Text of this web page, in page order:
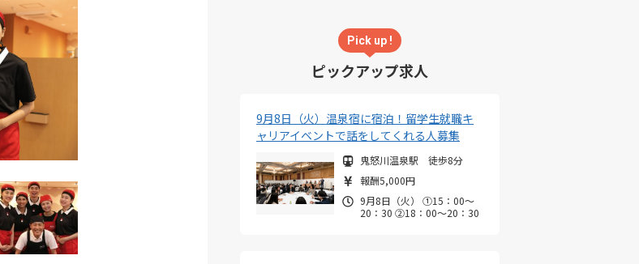
Pick up !
ピックアップ求人
9月8日（火）温泉宿に宿泊！留学生就職キ
ャリアイベントで話をしてくれる人募集
鬼怒川温泉駅 徒歩8分
報酬5,000円
9月8日（火） ①15：00～
20：30 ②18：00～20：30